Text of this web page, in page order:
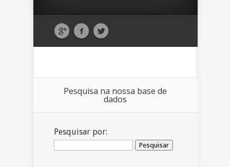
Pesquisa na nossa base de
dados
Pesquisar por: